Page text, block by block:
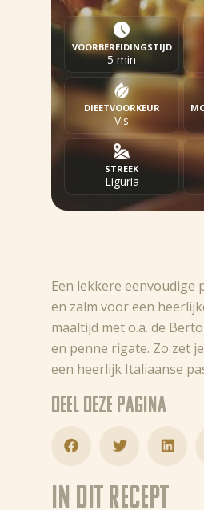
VOORBEREIDINGSTIJD
5 min
DIEETVOORKEUR
Vis
STREEK
Liguria
Een lekkere eenvoudige
en zalm voor een
maaltijd met o.a. de
en penne rigate. Zo zet
een heerlijk Italiaanse
Deel deze pagina
In dit recept